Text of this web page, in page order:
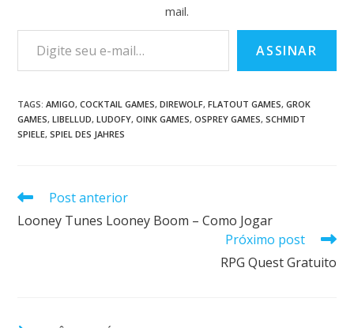
mail.
ASSINAR
TAGS:AMIGO, COCKTAIL GAMES, DIREWOLF, FLATOUT GAMES, GROK
GAMES, LIBELLUD, LUDOFY, OINK GAMES, OSPREY GAMES, SCHMIDT
SPIELE, SPIEL DES JAHRES
Post anterior
Looney Tunes Looney Boom – Como Jogar
Próximo post
RPG Quest Gratuito